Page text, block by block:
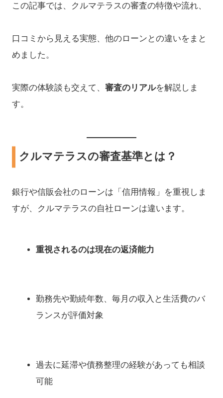
この記事では、クルマテラスの審査の特徴や流れ、
口コミから見える実態、他のローンとの違いをまと
めました。
実際の体験談も交えて、 審査のリアルを解説しま
す。
クルマテラスの審査基準とは？
銀行や信販会社のローンは「信用情報」を重視しま
すが、クルマテラスの自社ローンは違います。
重視されるのは現在の返済能力
勤務先や勤続年数、毎月の収入と生活費のバ
ランスが評価対象
過去に延滞や債務整理の経験があっても相談
可能